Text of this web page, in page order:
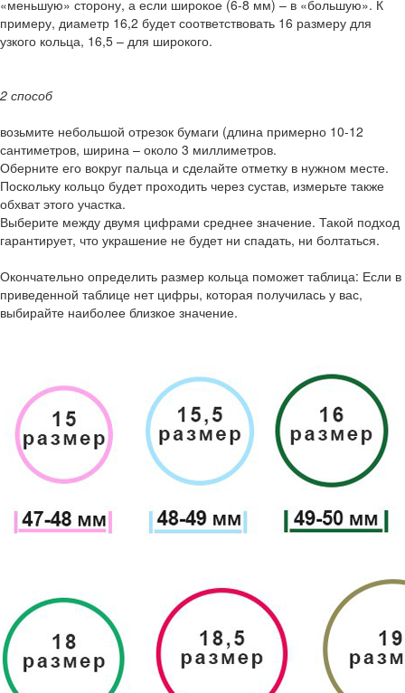
«меньшую» сторону, а если широкое (6-8 мм) – в «большую». К
примеру, диаметр 16,2 будет соответствовать 16 размеру для
узкого кольца, 16,5 – для широкого.
2 способ
возьмите небольшой отрезок бумаги (длина примерно 10-12
сантиметров, ширина – около 3 миллиметров.
Оберните его вокруг пальца и сделайте отметку в нужном месте.
Поскольку кольцо будет проходить через сустав, измерьте также
обхват этого участка.
Выберите между двумя цифрами среднее значение. Такой подход
гарантирует, что украшение не будет ни спадать, ни болтаться.
Окончательно определить размер кольца поможет таблица: Если в
приведенной таблице нет цифры, которая получилась у вас,
выбирайте наиболее близкое значение.